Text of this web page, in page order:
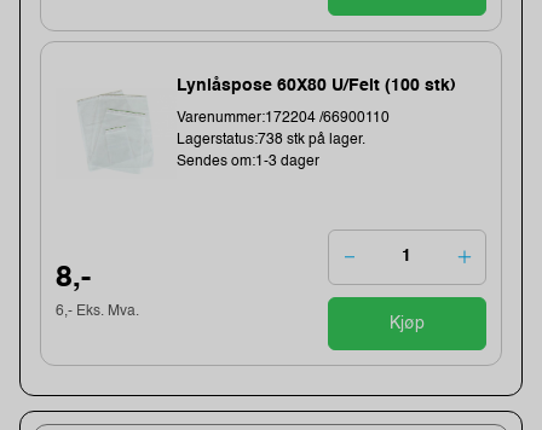
Lynlåspose 60X80 U/Felt (100 stk)
Varenummer:172204 /66900110
Lagerstatus:738 stk på lager.
Sendes om:1-3 dager
8,-
6,- Eks. Mva.
Kjøp